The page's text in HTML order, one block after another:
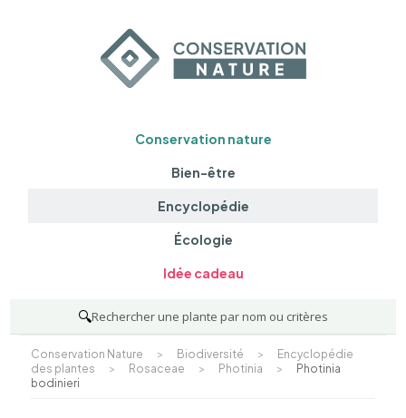
Conservation nature
Bien-être
Encyclopédie
Écologie
Idée cadeau
🔍Rechercher une plante par nom ou critères
Conservation Nature > Biodiversité >
Encyclopédie
des plantes
> Rosaceae > Photinia >
Photinia
bodinieri